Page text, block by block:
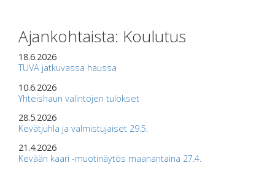
Ajankohtaista: Koulutus
18.6.2026
TUVA jatkuvassa haussa
10.6.2026
Yhteishaun valintojen tulokset
28.5.2026
Kevätjuhla ja valmistujaiset 29.5.
21.4.2026
Kevään kaari -muotinäytös maanantaina 27.4.